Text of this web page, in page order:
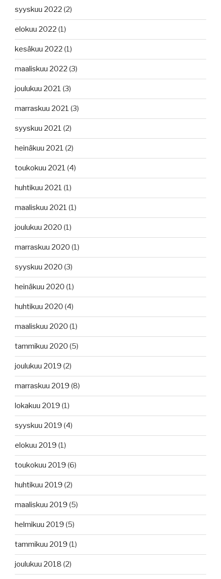
syyskuu 2022 (2)
elokuu 2022 (1)
kesäkuu 2022 (1)
maaliskuu 2022 (3)
joulukuu 2021 (3)
marraskuu 2021 (3)
syyskuu 2021 (2)
heinäkuu 2021 (2)
toukokuu 2021 (4)
huhtikuu 2021 (1)
maaliskuu 2021 (1)
joulukuu 2020 (1)
marraskuu 2020 (1)
syyskuu 2020 (3)
heinäkuu 2020 (1)
huhtikuu 2020 (4)
maaliskuu 2020 (1)
tammikuu 2020 (5)
joulukuu 2019 (2)
marraskuu 2019 (8)
lokakuu 2019 (1)
syyskuu 2019 (4)
elokuu 2019 (1)
toukokuu 2019 (6)
huhtikuu 2019 (2)
maaliskuu 2019 (5)
helmikuu 2019 (5)
tammikuu 2019 (1)
joulukuu 2018 (2)